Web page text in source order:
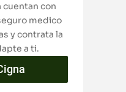
cuentan con
medico
y contrata la
a ti.